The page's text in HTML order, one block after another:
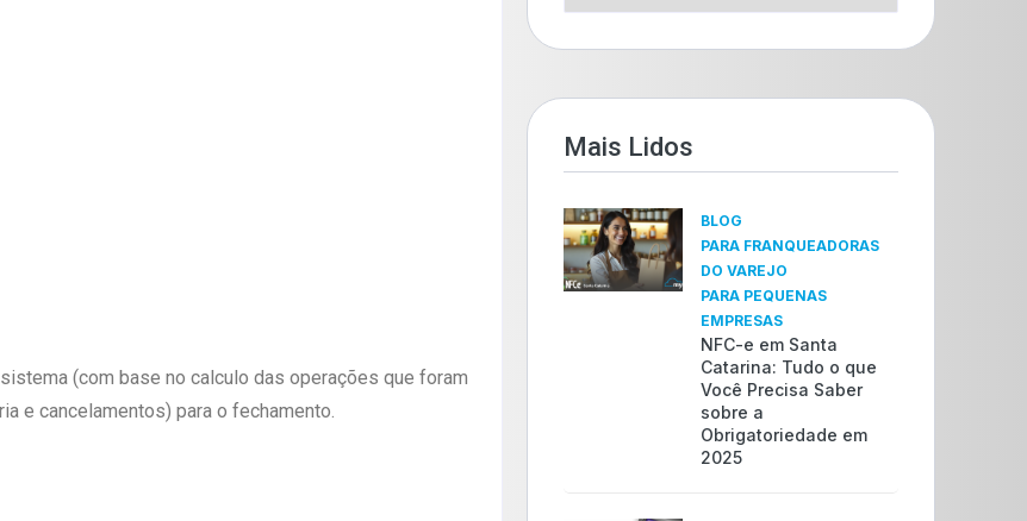
(com base no calculo das operações que foram
e cancelamentos) para o fechamento.
Mais Lidos​
BLOG
PARA FRANQUEADORAS
DO VAREJO
PARA PEQUENAS
EMPRESAS
NFC-e em Santa
Catarina: Tudo o que
Você Precisa Saber
sobre a
Obrigatoriedade em
2025